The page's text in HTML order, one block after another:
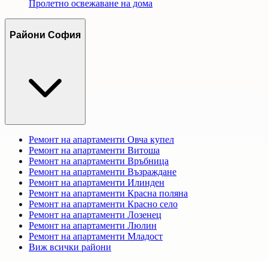
Пролетно освежаване на дома
Райони София
Ремонт на апартаменти Овча купел
Ремонт на апартаменти Витоша
Ремонт на апартаменти Връбница
Ремонт на апартаменти Възраждане
Ремонт на апартаменти Илинден
Ремонт на апартаменти Красна поляна
Ремонт на апартаменти Красно село
Ремонт на апартаменти Лозенец
Ремонт на апартаменти Люлин
Ремонт на апартаменти Младост
Виж всички райони